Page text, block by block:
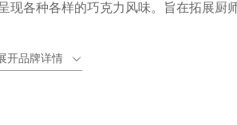
现各种各样的巧克力风味。旨在拓展厨
开品牌详情